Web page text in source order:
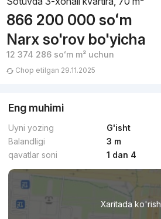
866 200 000 soʻm
Narx so'rov bo'yicha
12 374 286 soʻmm² uchun
Chop etilgan 29.11.2025
Eng muhimi
Uyni yozing
G'isht
Balandligi
3 m
qavatlar soni
1 dan 4
Xaritada ko'rish